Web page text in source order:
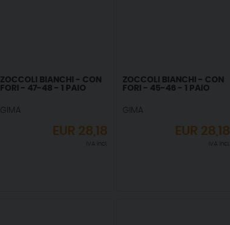
ZOCCOLI BIANCHI - CON
FORI - 47-48 - 1 PAIO
GIMA
EUR 28,18
IVA incl.
ZOCCOLI BIANCHI - CON
FORI - 45-46 - 1 PAIO
GIMA
EUR 28,18
IVA incl.